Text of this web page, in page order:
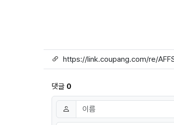
링크
댓글 0
댓글쓰기
이름 필수